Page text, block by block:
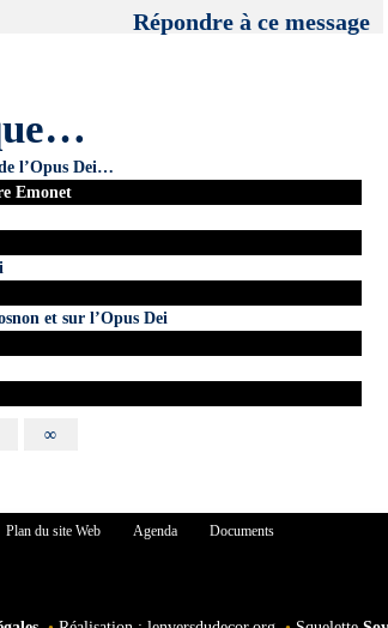
Répondre à ce message
l’Opus Dei…
Emonet
et sur l’Opus Dei
∞
Plan du site Web Agenda Documents